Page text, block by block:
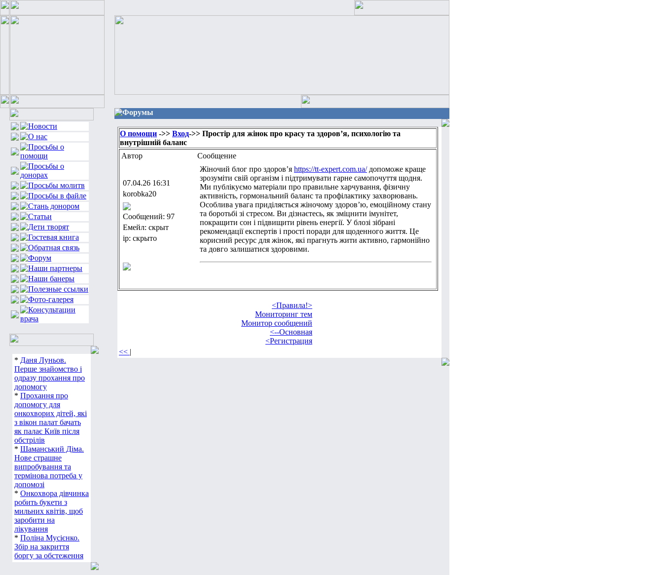
* Даня Луньов.
Перше знайомство і
одразу прохання про
допомогу
* Прохання про
допомогу для
онкохворих дітей, які
з вікон палат бачать
як палає Київ після
обстрілів
* Шаманський Діма.
Нове страшне
випробування та
термінова потреба у
допомозі
* Онкохвора дівчинка
робить букети з
мильних квітів, щоб
заробити на
лікування
* Поліна Мусієнко.
Збір на закриття
боргу за обстеження
Форумы
О помощи ->> Вход->> Простір для жінок про красу та здоров’я, психологію та
внутрішній баланс
Автор
Сообщение
07.04.26 16:31
korobka20
Сообщений: 97
Емейл: скрыт
ip: скрыто
Жіночий блог про здоров’я https://tt-expert.com.ua/допоможе краще
зрозуміти свій організм і підтримувати гарне самопочуття щодня.
Ми публікуємо матеріали про правильне харчування, фізичну
активність, гормональний баланс та профілактику захворювань.
Особлива увага приділяється жіночому здоров’ю, емоційному стану
та боротьбі зі стресом. Ви дізнаєтесь, як зміцнити імунітет,
покращити сон і підвищити рівень енергії. У блозі зібрані
рекомендації експертів і прості поради для щоденного життя. Це
корисний ресурс для жінок, які прагнуть жити активно, гармонійно
та довго залишатися здоровими.
<Правила!>
Мониторинг тем
Монитор сообщений
<--Основная
<Регистрация
<< |